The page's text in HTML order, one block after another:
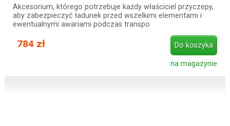
Akcesorium, którego potrzebuje każdy właściciel przyczepy,
aby zabezpieczyć ładunek przed wszelkimi elementami i
ewentualnymi awariami podczas transpo
784 zł Do koszyka
na magazynie